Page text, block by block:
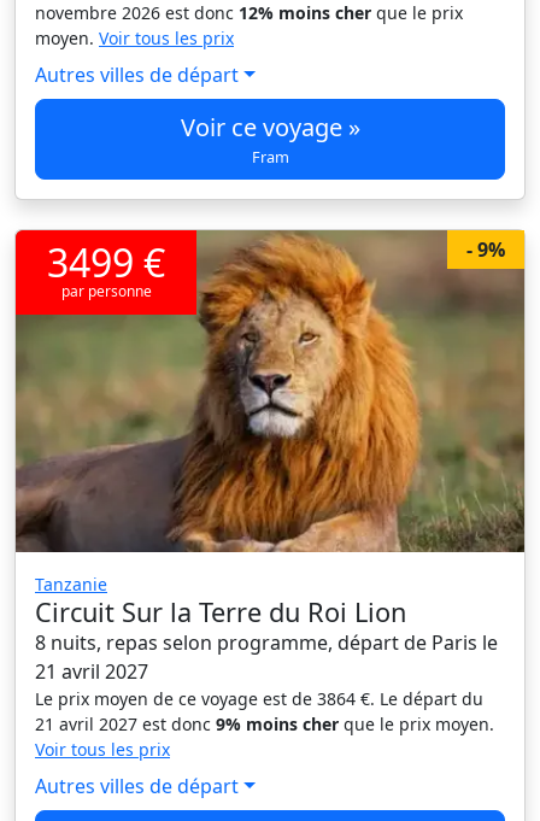
novembre 2026 est donc 12% moins cher que le prix
moyen. Voir tous les prix
Autres villes de départ
Voir ce voyage »
Fram
- 9%
3499 €
par personne
Tanzanie
Circuit Sur la Terre du Roi Lion
8 nuits, repas selon programme, départ de Paris le
21 avril 2027
Le prix moyen de ce voyage est de 3864 €. Le départ du
21 avril 2027 est donc 9% moins cher que le prix moyen.
Voir tous les prix
Autres villes de départ